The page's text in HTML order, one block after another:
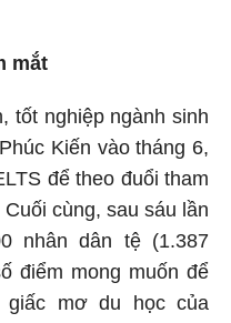
mắt
tốt nghiệp ngành sinh
Kiến vào tháng 6,
để theo đuổi tham
cùng, sau sáu lần
nhân dân tệ (1.387
điểm mong muốn để
mơ du học của